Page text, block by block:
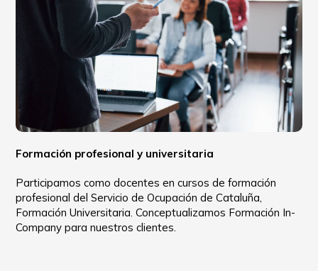
Formación profesional y universitaria
Participamos como docentes en cursos de formación
profesional del Servicio de Ocupación de Cataluña,
Formación Universitaria. Conceptualizamos Formación In-
Company para nuestros clientes.